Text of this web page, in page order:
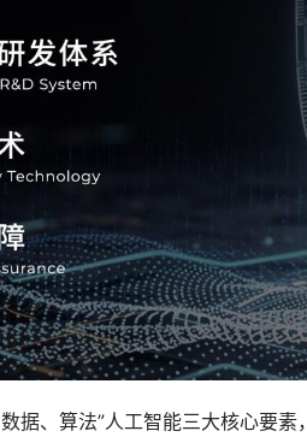
据、算法”人工智能三大核心要